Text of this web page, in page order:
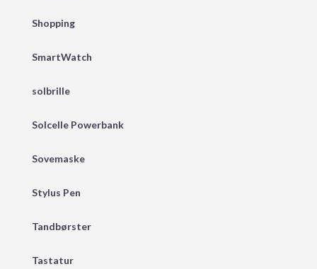
Shopping
SmartWatch
solbrille
Solcelle Powerbank
Sovemaske
Stylus Pen
Tandbørster
Tastatur